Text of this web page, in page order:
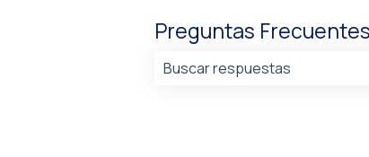
Preguntas Frecuentes